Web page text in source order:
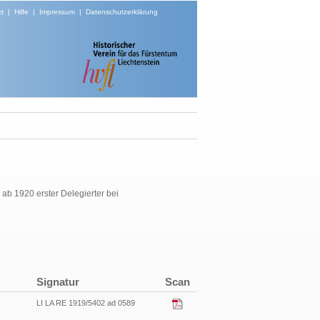
| Hilfe | Impressum| Datenschutzerklärung
1920 erster Delegierter bei
Signatur Scan
LI LA RE 1919/5402 ad 0589